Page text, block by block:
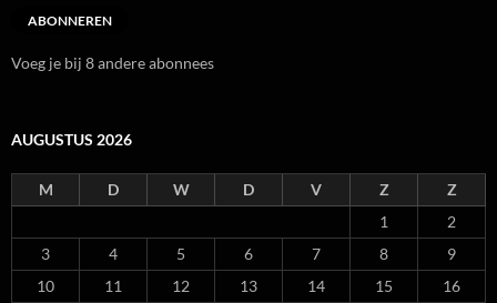
ABONNEREN
Voeg je bij 8 andere abonnees
AUGUSTUS 2026
M D W D V Z
Z
1
2
3
4 5 6 7 8
9
10
11 12 13 14 15
16